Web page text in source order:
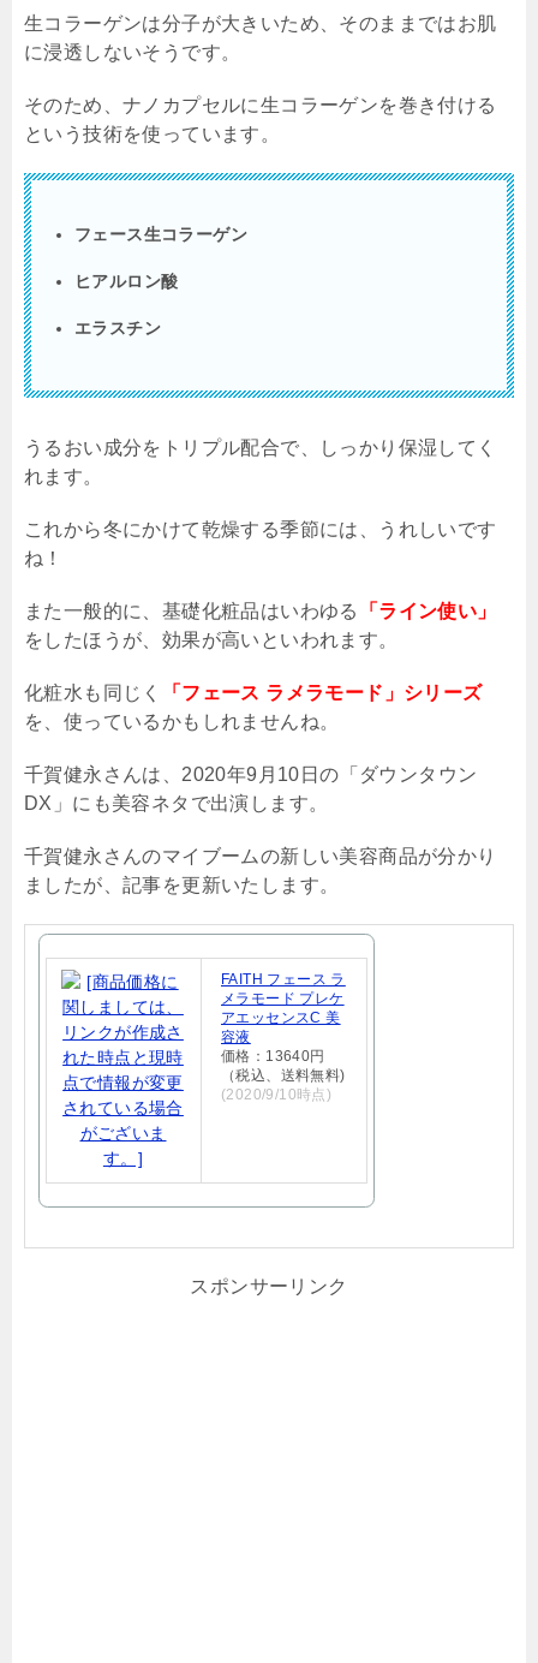
生コラーゲンは分子が大きいため、そのままではお肌
に浸透しないそうです。
そのため、ナノカプセルに生コラーゲンを巻き付ける
という技術を使っています。
フェース生コラーゲン
ヒアルロン酸
エラスチン
うるおい成分をトリプル配合で、しっかり保湿してく
れます。
これから冬にかけて乾燥する季節には、うれしいです
ね！
また一般的に、基礎化粧品はいわゆる
「ライン使い」
をしたほうが、効果が高いといわれます。
化粧水も同じく
「フェース ラメラモード」シリーズ
を、使っているかもしれませんね。
千賀健永さんは、2020年9 月 10 日の「ダウンタウン
DX 」にも美容ネタで出演します。
千賀健永さんのマイブームの新しい美容商品が分かり
ましたが、記事を更新いたします。
FAITH フェース ラ
メラモード プレケ
アエッセンスC 美
容液
価格：13640円
（税込、送料無料)
(2020/9/10時点)
スポンサーリンク